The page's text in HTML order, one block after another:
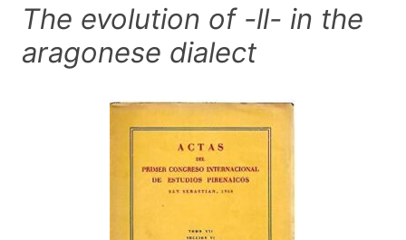
The evolution of -ll- in the
aragonese dialect